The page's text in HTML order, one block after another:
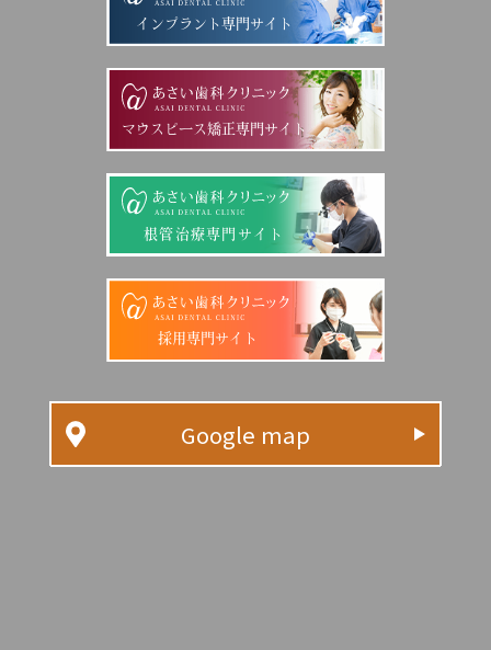
インプラント専門サイト
マウスピース矯正専門サイト
根管治療専門サイト
採用専門サイト
Google map